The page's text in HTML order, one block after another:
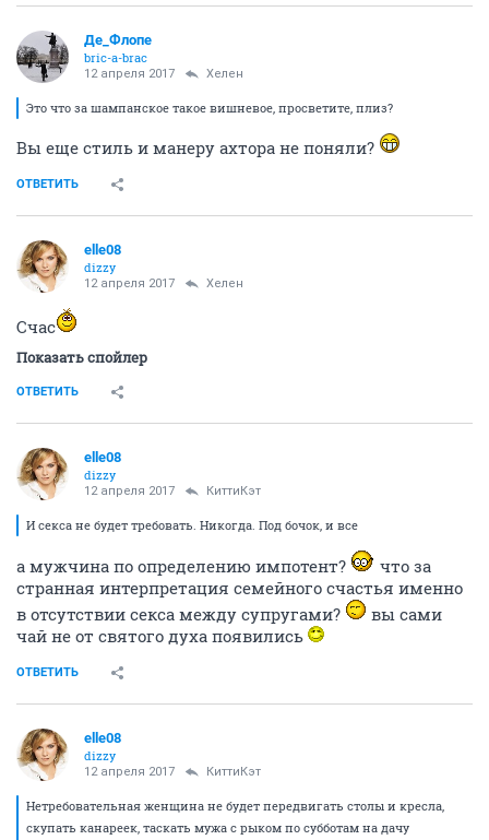
Де_Флопе
bric-a-brac
12 апреля 2017 Хелен
Это что за шампанское такое вишневое, просветите, плиз?
Вы еще стиль и манеру ахтора не поняли?
ОТВЕТИТЬ
elle08
dizzy
12 апреля 2017 Хелен
Счас
Показать спойлер
ОТВЕТИТЬ
elle08
dizzy
12 апреля 2017 КиттиКэт
И секса не будет требовать. Никогда. Под бочок, и все
а мужчина по определению импотент?
что за
странная интерпретация семейного счастья именно
в отсутствии секса между супругами?
вы сами
чай не от святого духа появились
ОТВЕТИТЬ
elle08
dizzy
12 апреля 2017 КиттиКэт
Нетребовательная женщина не будет передвигать столы и кресла,
скупать канареек, таскать мужа с рыком по субботам на дачу